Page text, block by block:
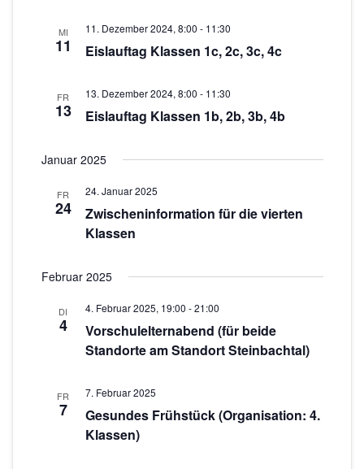
i
n
h
N
t
MI
11
11. Dezember 2024, 8:00 - 11:30
Eislauftag Klassen 1c, 2c, 3c, 4c
FR
13
13. Dezember 2024, 8:00 - 11:30
Eislauftag Klassen 1b, 2b, 3b, 4b
Januar 2025
FR
24
24. Januar 2025
Zwischeninformation für die vierten
Klassen
Februar 2025
DI
4
4. Februar 2025, 19:00 -21:00
Vorschulelternabend (für beide
Standorte am Standort Steinbachtal)
FR
7
7. Februar 2025
Gesundes Frühstück (Organisation: 4.
Klassen)